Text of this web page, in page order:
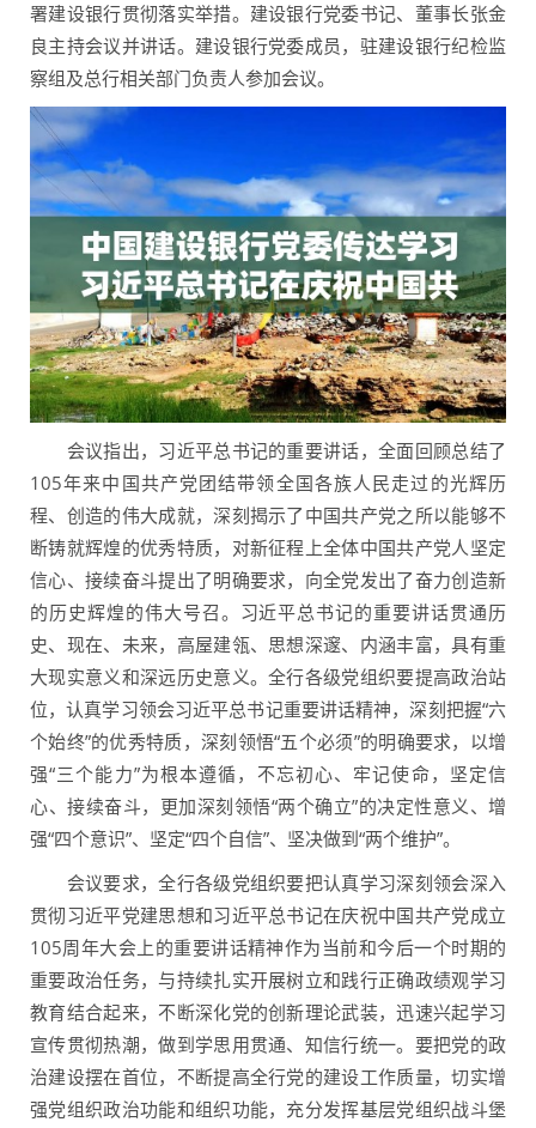
署建设银行贯彻落实举措。建设银行党委书记、董事长张金
良主持会议并讲话。建设银行党委成员，驻建设银行纪检监
察组及总行相关部门负责人参加会议。
会议指出，习近平总书记的重要讲话，全面回顾总结了
105年来中国共产党团结带领全国各族人民走过的光辉历
程、创造的伟大成就，深刻揭示了中国共产党之所以能够不
断铸就辉煌的优秀特质，对新征程上全体中国共产党人坚定
信心、接续奋斗提出了明确要求，向全党发出了奋力创造新
的历史辉煌的伟大号召。习近平总书记的重要讲话贯通历
史、现在、未来，高屋建瓴、思想深邃、内涵丰富，具有重
大现实意义和深远历史意义。全行各级党组织要提高政治站
位，认真学习领会习近平总书记重要讲话精神，深刻把握“六
个始终”的优秀特质，深刻领悟“五个必须”的明确要求，以增
强“三个能力”为根本遵循，不忘初心、牢记使命，坚定信
心、接续奋斗，更加深刻领悟“两个确立”的决定性意义、增
强“四个意识”、坚定“四个自信”、坚决做到“两个维护”。
会议要求，全行各级党组织要把认真学习深刻领会深入
贯彻习近平党建思想和习近平总书记在庆祝中国共产党成立
105周年大会上的重要讲话精神作为当前和今后一个时期的
重要政治任务，与持续扎实开展树立和践行正确政绩观学习
教育结合起来，不断深化党的创新理论武装，迅速兴起学习
宣传贯彻热潮，做到学思用贯通、知信行统一。要把党的政
治建设摆在首位，不断提高全行党的建设工作质量，切实增
强党组织政治功能和组织功能，充分发挥基层党组织战斗堡